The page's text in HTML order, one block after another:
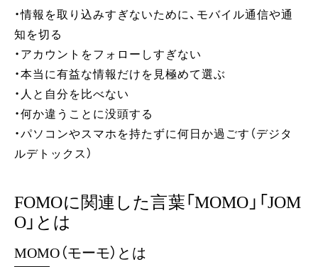
・情報を取り込みすぎないために、モバイル通信や通
知を切る
・アカウントをフォローしすぎない
・本当に有益な情報だけを見極めて選ぶ
・人と自分を比べない
・何か違うことに没頭する
・パソコンやスマホを持たずに何日か過ごす（デジタ
ルデトックス）
FOMOに関連した言葉「MOMO」「JOM
O」とは
MOMO（モーモ）とは